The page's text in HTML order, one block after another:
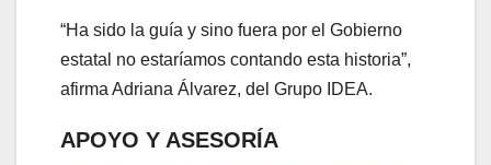
“Ha sido la guía y sino fuera por el Gobierno
estatal no estaríamos contando esta historia”,
afirma Adriana Álvarez, del Grupo IDEA.
APOYO Y ASESORÍA